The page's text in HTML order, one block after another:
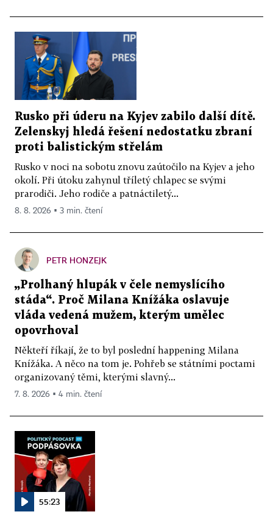
Rusko při úderu na Kyjev zabilo další dítě.
Zelenskyj hledá řešení nedostatku zbraní
proti balistickým střelám
Rusko v noci na sobotu znovu zaútočilo na Kyjev a jeho
okolí. Při útoku zahynul tříletý chlapec se svými
prarodiči. Jeho rodiče a patnáctiletý...
8. 8. 2026 ▪ 3 min. čtení
PETR HONZEJK
„Prolhaný hlupák v čele nemyslícího
stáda“. Proč Milana Knížáka oslavuje
vláda vedená mužem, kterým umělec
opovrhoval
Někteří říkají, že to byl poslední happening Milana
Knížáka. A něco na tom je. Pohřeb se státními poctami
organizovaný těmi, kterými slavný...
7. 8. 2026 ▪ 4 min. čtení
55:23